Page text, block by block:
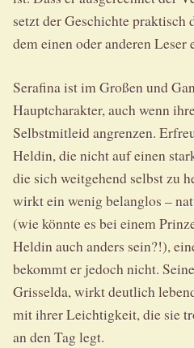
setzt der Geschichte
dem einen oder anderen
Serafina ist im Großen und
Hauptcharakter, auch wenn
Selbstmitleid angrenzen.
Heldin, die nicht auf einen
die sich weitgehend selbst zu
wirkt ein wenig belanglos –
(wie könnte es bei einem
Heldin auch anders sein?!),
bekommt er jedoch nicht.
Grisselda, wirkt deutlich
mit ihrer Leichtigkeit, die sie
an den Tag legt.